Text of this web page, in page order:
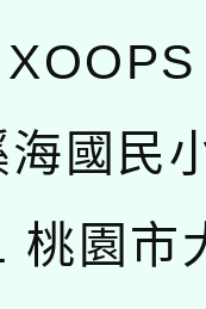
XOOPS
海國民
桃園市